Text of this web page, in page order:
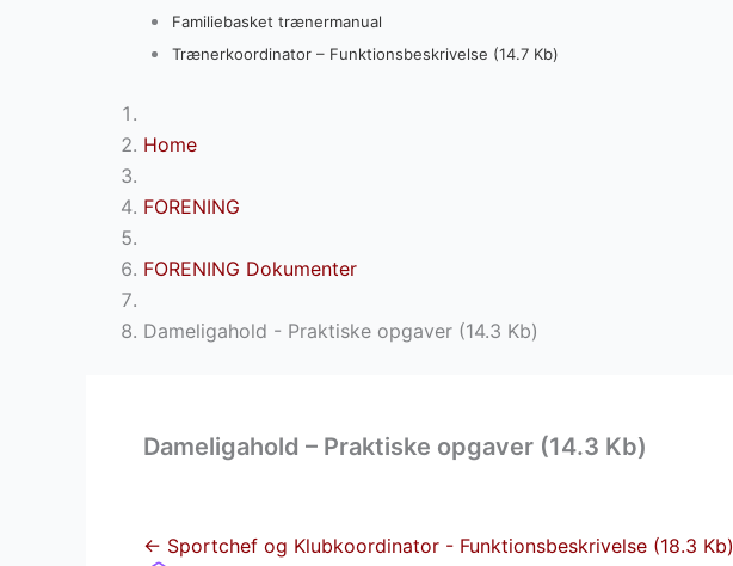
Familiebasket trænermanual
Trænerkoordinator – Funktionsbeskrivelse (14.7 Kb)
Home
FORENING
FORENING Dokumenter
Dameligahold - Praktiske opgaver (14.3 Kb)
Dameligahold – Praktiske opgaver (14.3 Kb)
← Sportchef og Klubkoordinator - Funktionsbeskrivelse (18.3 Kb)